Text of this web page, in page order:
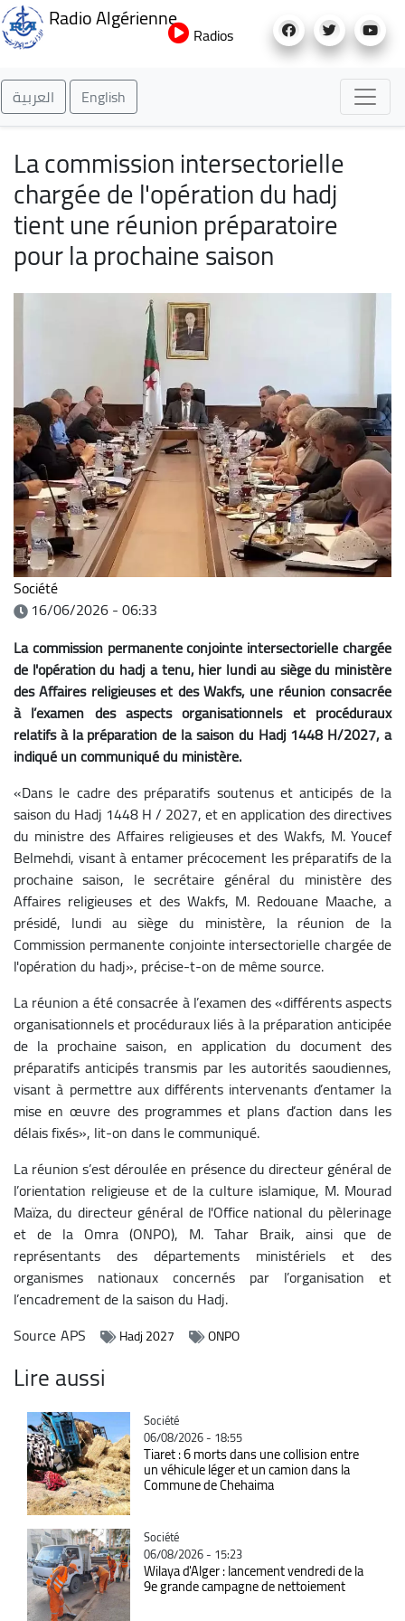
au
Radio Algérienne
Radios
العربية English
La commission intersectorielle
chargée de l'opération du hadj
tient une réunion préparatoire
pour la prochaine saison
Société
16/06/2026 - 06:33
La commission permanente conjointe intersectorielle chargée
de l'opération du hadj a tenu, hier lundi au siège du ministère
des Affaires religieuses et des Wakfs, une réunion consacrée
à l’examen des aspects organisationnels et procéduraux
relatifs à la préparation de la saison du Hadj 1448 H/2027, a
indiqué un communiqué du ministère.
«Dans le cadre des préparatifs soutenus et anticipés de la
saison du Hadj 1448 H / 2027, et en application des directives
du ministre des Affaires religieuses et des Wakfs, M. Youcef
Belmehdi, visant à entamer précocement les préparatifs de la
prochaine saison, le secrétaire général du ministère des
Affaires religieuses et des Wakfs, M. Redouane Maache, a
présidé, lundi au siège du ministère, la réunion de la
Commission permanente conjointe intersectorielle chargée de
l'opération du hadj», précise-t-on de même source.
La réunion a été consacrée à l’examen des «différents aspects
organisationnels et procéduraux liés à la préparation anticipée
de la prochaine saison, en application du document des
préparatifs anticipés transmis par les autorités saoudiennes,
visant à permettre aux différents intervenants d’entamer la
mise en œuvre des programmes et plans d’action dans les
délais fixés», lit-on dans le communiqué.
La réunion s’est déroulée en présence du directeur général de
l’orientation religieuse et de la culture islamique, M. Mourad
Maïza, du directeur général de l'Office national du pèlerinage
et de la Omra (ONPO), M. Tahar Braik, ainsi que de
représentants des départements ministériels et des
organismes nationaux concernés par l’organisation et
l’encadrement de la saison du Hadj.
SourceAPS Hadj 2027 ONPO
Lire aussi
Catégorie
Société
06/08/2026 - 18:55
Tiaret : 6 morts dans une collision entre
un véhicule léger et un camion dans la
Commune de Chehaima
Catégorie
Société
06/08/2026 - 15:23
Wilaya d'Alger : lancement vendredi de la
9e grande campagne de nettoiement